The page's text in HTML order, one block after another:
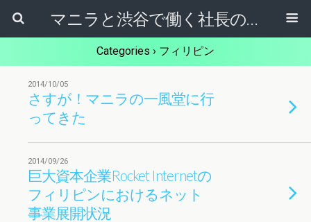
マニラと渋谷で働く社長のブログ
Categories › フィリピン
2014/10/05
さすが！マニラの一風堂に行
ってきた
2014/09/26
巨大資本企業Rocket Internetの
フィリピンにおけるネット
事業展開状況